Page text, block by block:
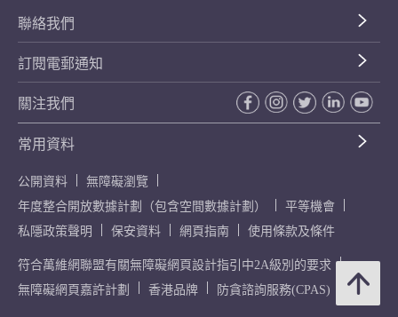
聯絡我們
訂閱電郵通知
關注我們
常用資料
公開資料
無障礙瀏覽
年度整合開放數據計劃（包含空間數據計劃）
平等機會
私隱政策聲明
保安資料 網頁指南 使用條款及條件
符合萬維網聯盟有關無障礙網頁設計指引中2A級別的要求
無障礙網頁嘉許計劃
香港品牌 防貪諮詢服務(CPAS)